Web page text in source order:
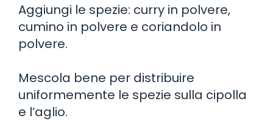
Aggiungi le spezie: curry in polvere,
cumino in polvere e coriandolo in
polvere.
Mescola bene per distribuire
uniformemente le spezie sulla cipolla
e l’aglio.